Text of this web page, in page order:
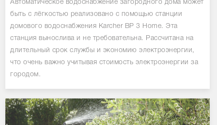
Автоматическое водоснабжение загородного дома может
быть с лёгкостью реализовано с помощью станции
домового водоснабжения Karcher BP 3 Home. Эта
станция вынослива и не требовательна. Рассчитана на
длительный срок службы и экономию электроэнергии,
что очень важно учитывая стоимость электроэнергии за
городом.